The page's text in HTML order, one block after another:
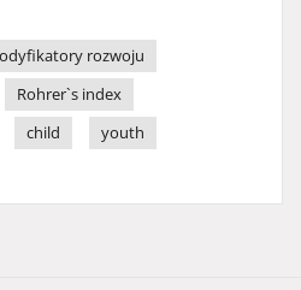
rozwoju
Rohrer`s index
child youth